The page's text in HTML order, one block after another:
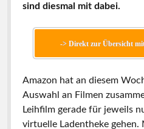
sind diesmal mit dabei.
-> Direkt zur Übersicht
Amazon hat an diesem
Auswahl an Filmen
Leihfilm gerade für jeweils
virtuelle Ladentheke gehen.